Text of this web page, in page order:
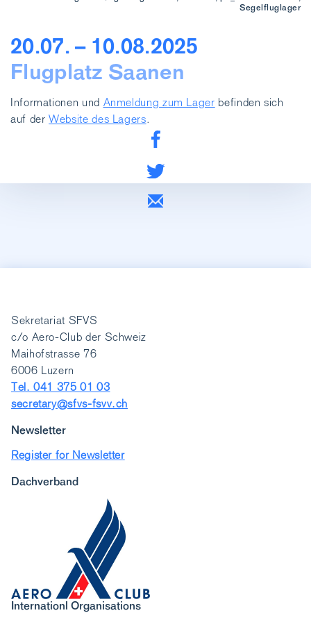
Segelfluglager
20.07. – 10.08.2025
Flugplatz Saanen
Informationen und Anmeldung zum Lager befinden sich
auf derWebsite des Lagers.
Sekretariat SFVS
c/o Aero-Club der Schweiz
Maihofstrasse 76
6006 Luzern
Tel. 041 375 01 03
secretary@sfvs-fsvv.ch
Newsletter
Register for Newsletter
Dachverband
Internationl Organisations